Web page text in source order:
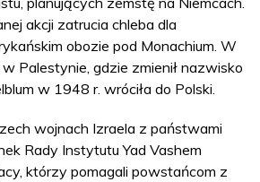
akcji zatrucia chleba dla
obozie pod Monachium. W
Palestynie, gdzie zmienił nazwisko
w 1948 r. wróciła do Polski.
wojnach Izraela z państwami
Rady Instytutu Yad Vashem
którzy pomagali powstańcom z